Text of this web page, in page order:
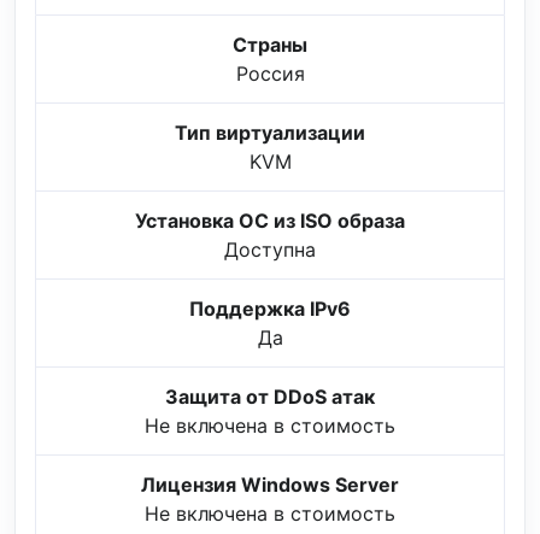
Страны
Россия
Тип виртуализации
KVM
Установка ОС из ISO образа
Доступна
Поддержка IPv6
Да
Защита от DDoS атак
Не включена в стоимость
Лицензия Windows Server
Не включена в стоимость